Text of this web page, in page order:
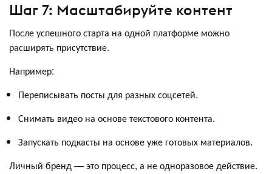
Шаг 7: Масштабируйте контент
После успешного старта на одной платформе можно
расширять присутствие.
Например:
Переписывать посты для разных соцсетей.
Снимать видео на основе текстового контента.
Запускать подкасты на основе уже готовых материалов.
Личный бренд — это процесс, а не одноразовое действие.